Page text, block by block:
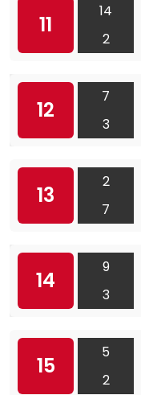
11
14
2
12
7
3
13
2
7
14
9
3
15
5
2